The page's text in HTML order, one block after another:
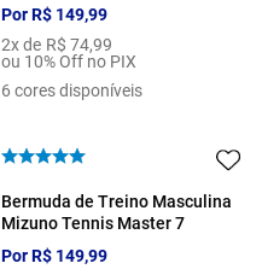
PorR$ 149,99
2x de R$ 74,99
ou 10% Off no PIX
6 cores disponíveis
Bermuda de Treino Masculina
Mizuno Tennis Master 7
PorR$ 149,99